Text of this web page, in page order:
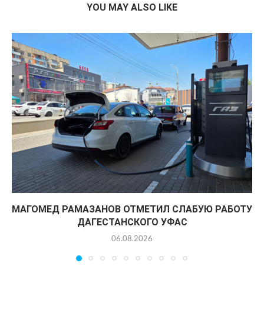
YOU MAY ALSO LIKE
МАГОМЕД РАМАЗАНОВ ОТМЕТИЛ СЛАБУЮ РАБОТУ
ДАГЕСТАНСКОГО УФАС
06.08.2026